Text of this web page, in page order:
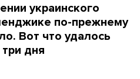
украинского
по-прежнему
Вот что удалось
дня